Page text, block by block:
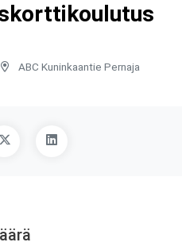
ABC Kuninkaantie Pernaja